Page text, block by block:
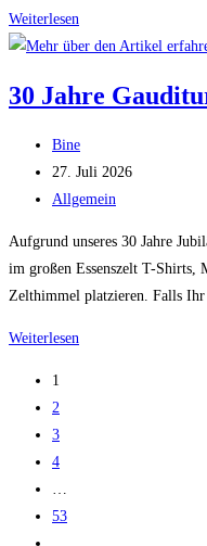
Weiterlesen
vom
30 Jahre
Beitrags-
Autor:
Bine
Beitrag
veröffentlicht:
27. Juli 2026
Beitrags-
Allgemein
Aufgrund unseres 30 Jahre
im großen Essenszelt T-Shirts,
Zelthimmel platzieren. Falls
Weiterlesen
1
2
3
4
…
53